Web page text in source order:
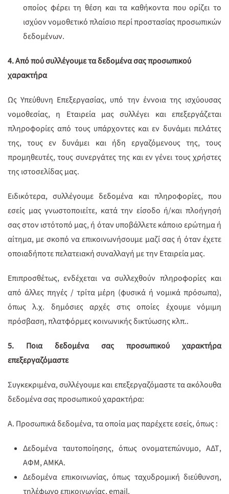
οποίος φέρει τη θέση και τα καθήκοντα που ορίζει το
ισχύον νομοθετικό πλαίσιο περί προστασίας προσωπικών
δεδομένων.
4. Από πού συλλέγουμε τα δεδομένα σας προσωπικού
χαρακτήρα
Ως Υπεύθυνη Επεξεργασίας, υπό την έννοια της ισχύουσας
νομοθεσίας, η Εταιρεία μας συλλέγει και επεξεργάζεται
πληροφορίες από τους υπάρχοντες και εν δυνάμει πελάτες
της, τους εν δυνάμει και ήδη εργαζόμενους της, τους
προμηθευτές, τους συνεργάτες της και εν γένει τους χρήστες
της ιστοσελίδας μας.
Ειδικότερα, συλλέγουμε δεδομένα και πληροφορίες, που
εσείς μας γνωστοποιείτε, κατά την είσοδο ή/και πλοήγησή
σας στον ιστότοπό μας, ή όταν υποβάλλετε κάποιο ερώτημα ή
αίτημα, με σκοπό να επικοινωνήσουμε μαζί σας ή όταν έχετε
οποιαδήποτε πελατειακή συναλλαγή με την Εταιρεία μας.
Επιπροσθέτως, ενδέχεται να συλλεχθούν πληροφορίες και
από άλλες πηγές / τρίτα μέρη (φυσικά ή νομικά πρόσωπα),
όπως λ.χ. δημόσιες αρχές στις οποίες έχουμε νόμιμη
πρόσβαση, πλατφόρμες κοινωνικής δικτύωσης κλπ..
5. Ποια δεδομένα σας προσωπικού χαρακτήρα
επεξεργαζόμαστε
Συγκεκριμένα, συλλέγουμε και επεξεργαζόμαστε τα ακόλουθα
δεδομένα σας προσωπικού χαρακτήρα:
Α. Προσωπικά δεδομένα, τα οποία μας παρέχετε εσείς, όπως :
Δεδομένα ταυτοποίησης, όπως ονοματεπώνυμο, ΑΔΤ,
ΑΦΜ, ΑΜΚΑ.
Δεδομένα επικοινωνίας, όπως ταχυδρομική διεύθυνση,
τηλέφωνο επικοινωνίας, email.